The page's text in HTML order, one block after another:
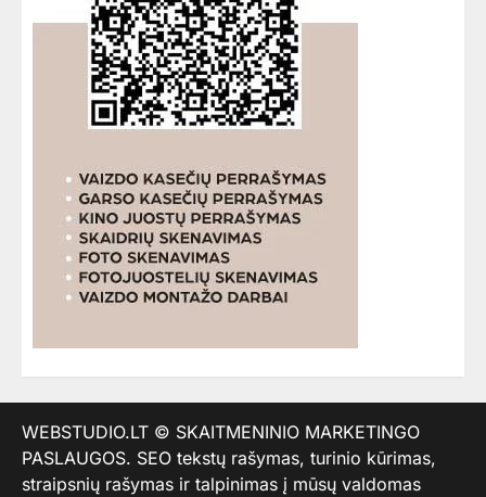
WEBSTUDIO.LT © SKAITMENINIO MARKETINGO
PASLAUGOS. SEO tekstų rašymas, turinio kūrimas,
straipsnių rašymas ir talpinimas į mūsų valdomas